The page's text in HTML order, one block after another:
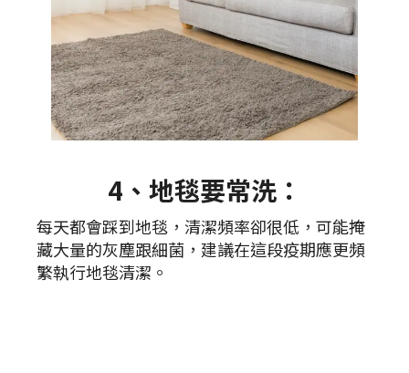
4、地毯要常洗：
每天都會踩到地毯，清潔頻率卻很低，可能掩
藏大量的灰塵跟細菌，建議在這段疫期應更頻
繁執行地毯清潔。